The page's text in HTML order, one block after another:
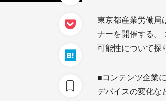
東京都産業労働局
ナーを開催する。
可能性について探
■コンテンツ企業
デバイスの変化な